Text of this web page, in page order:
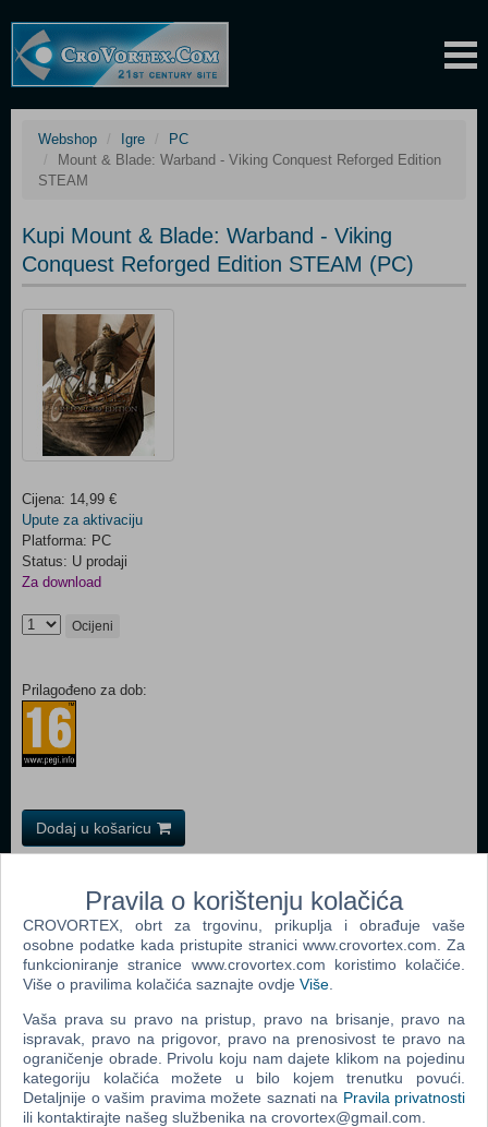
Webshop Igre
PC
Mount & Blade: Warband - Viking Conquest Reforged Edition
STEAM
Kupi Mount & Blade: Warband - Viking
Conquest Reforged Edition STEAM (PC)
Cijena: 14,99 €
Upute za aktivaciju
Platforma: PC
Status: U prodaji
Za download
Ocijeni
Prilagođeno za dob:
Dodaj u košaricu
The Sims 2 (PC)
Grand Theft Auto San Andreas (PC)
Grand Theft Auto Vice City (PC)
Call Of Duty 2 (PC)
Grand Theft Auto IV (PC)
Call Of Duty 4 Modern Warfare (PC)
Pravila o korištenju kolačića
CROVORTEX, obrt za trgovinu, prikuplja i obrađuje vaše
osobne podatke kada pristupite stranici www.crovortex.com. Za
funkcioniranje stranice www.crovortex.com koristimo kolačiće.
Više o pravilima kolačića saznajte ovdje Više
Vaša prava su pravo na pristup, pravo na brisanje, pravo na
ispravak, pravo na prigovor, pravo na prenosivost te pravo na
ograničenje obrade. Privolu koju nam dajete klikom na pojedinu
kategoriju kolačića možete u bilo kojem trenutku povući.
Detaljnije o vašim pravima možete saznati na Pravila privatnosti
ili kontaktirajte našeg službenika na crovortex@gmail.com.